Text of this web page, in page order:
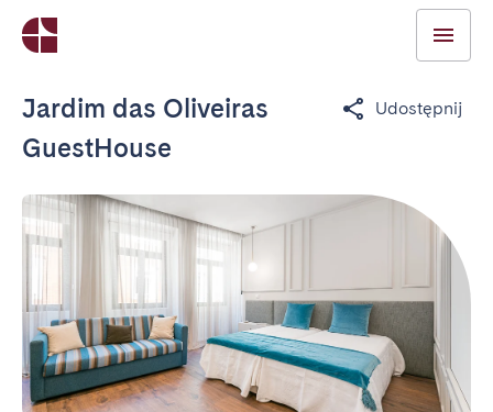
Jardim das Oliveiras
GuestHouse
Udostępnij